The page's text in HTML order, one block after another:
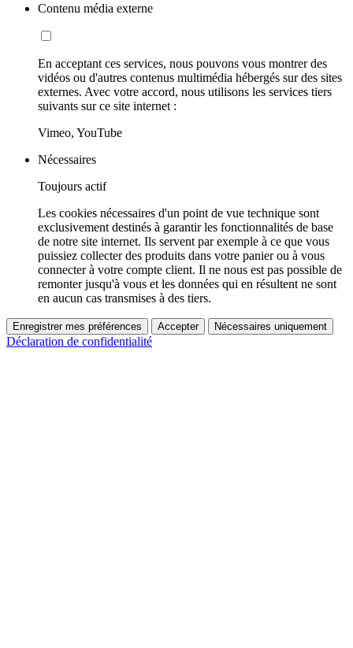
Contenu média externe
En acceptant ces services, nous pouvons vous montrer des
vidéos ou d'autres contenus multimédia hébergés sur des sites
externes. Avec votre accord, nous utilisons les services tiers
suivants sur ce site internet :
Vimeo, YouTube
Nécessaires
Toujours actif
Les cookies nécessaires d'un point de vue technique sont
exclusivement destinés à garantir les fonctionnalités de base
de notre site internet. Ils servent par exemple à ce que vous
puissiez collecter des produits dans votre panier ou à vous
connecter à votre compte client. Il ne nous est pas possible de
remonter jusqu'à vous et les données qui en résultent ne sont
en aucun cas transmises à des tiers.
Enregistrer mes préférences Accepter Nécessaires uniquement
Déclaration de confidentialité